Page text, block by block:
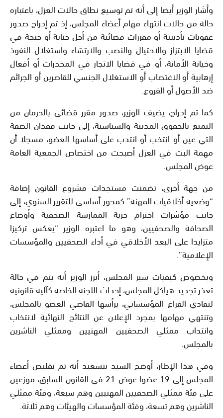
وأشار الوزير أيضا إلى أنه تم توسيع نطاق حالات العزل، باعتباره
حالة من حالات انتهاء مهام أعضاء المجلس، إذ تم إدراج صدور
عقوبات تأديبية أو مقررات قضائية من أجل جناية أو جنحة في
قضايا الابتزاز والاحتيال والنصب والارتشاء واستغلال النفوذ
وخيانة الأمانة، أو في قضايا الاتجار في المخدرات أو أفعال
إرهابية أو الاغتصاب أو الاستغلال الجنسي للقاصرين أو الجرائم
ضد الأصول أو الفروع.
كما تم إدراج، يضيف الوزير، صدور مقرر قضائي بالحرمان من
التمتع بالحقوق المدنية والسياسية، إلى جانب فقدان الصفة
التي عين أو انتخب أو انتدب على أساسها العضو، مسجلا أن
مهمة البت في العزل أصبحت من اختصاص الجمعية العامة
عوض المجلس.
من جهة أخرى، تضمنت مستجدات مشروع القانون إضافة
“وضعية أخلاقيات المهنة” كمحور أساسي للتقرير السنوي، إلى
جانب مؤشرات احترام حرية الممارسة الصحفية وأوضاع
الصحافة والصحفيين، وهو ما اعتبره الوزير “يعكس تركيزا
متزايدا على البعد الأخلاقي في أداء الصحفيين والمؤسسات
الإعلامية”.
وبخصوص كيفيات سير المجلس، أبرز الوزير أنه يتم في حالة
تعذر تجديد هياكل المجلس، إحداث اللجنة الخاصة كآلية قانونية
لتفادي الفراغ المؤسساتي، يرأسها القاضي العضو بالمجلس،
وتنتهي مهامها بمجرد الإعلان عن النتائج النهائية لانتخاب
وانتداب ممثلي الصحفيين المهنيين وممثلي الناشرين
بالمجلس.
وفي هذا الإطار، أوضح السيد بنسعيد أنه تم تقليص أعضاء
المجلس إلى 19 عضوا عوض 21 في القانون السابق، موزعين
على فئة ممثلي الصحفيين المهنيين وهم سبعة، وفئة ممثلي
الناشرين وهم تسعة، وفئة المؤسسات والهيئات وهم ثلاثة.